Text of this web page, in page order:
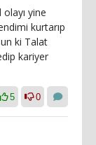
yine
kurtarıp
ki Talat
kariyer
5 0